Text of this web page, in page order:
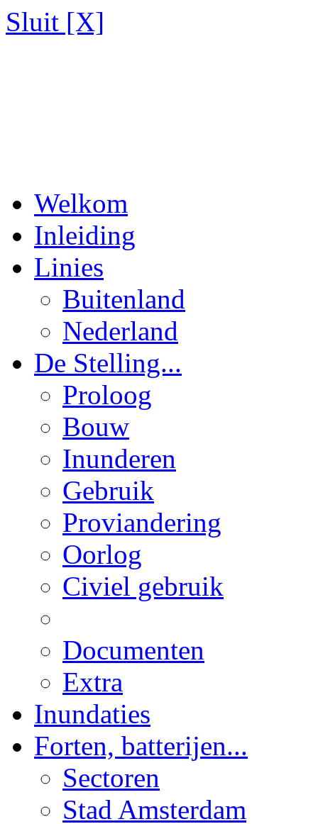
Sluit [X]
Welkom
Inleiding
Linies
Buitenland
Nederland
De Stelling...
Proloog
Bouw
Inunderen
Gebruik
Proviandering
Oorlog
Civiel gebruik
Documenten
Extra
Inundaties
Forten, batterijen...
Sectoren
Stad Amsterdam